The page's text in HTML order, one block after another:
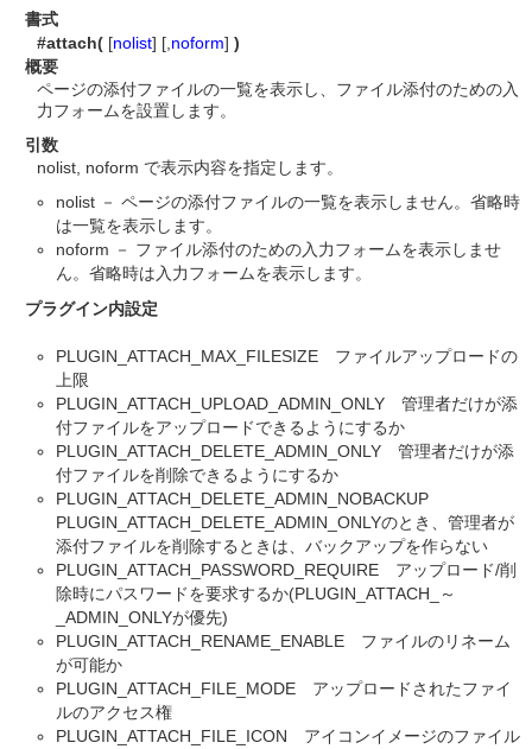
書式
#attach( [nolist] [, noform] )
概要
ページの添付ファイルの一覧を表示し、ファイル添付のための入
力フォームを設置します。
引数
nolist, noform で表示内容を指定します。
nolist － ページの添付ファイルの一覧を表示しません。省略時
は一覧を表示します。
noform － ファイル添付のための入力フォームを表示しませ
ん。省略時は入力フォームを表示します。
プラグイン内設定
PLUGIN_ATTACH_MAX_FILESIZE ファイルアップロードの
上限
PLUGIN_ATTACH_UPLOAD_ADMIN_ONLY 管理者だけが添
付ファイルをアップロードできるようにするか
PLUGIN_ATTACH_DELETE_ADMIN_ONLY 管理者だけが添
付ファイルを削除できるようにするか
PLUGIN_ATTACH_DELETE_ADMIN_NOBACKUP
PLUGIN_ATTACH_DELETE_ADMIN_ONLYのとき、管理者が
添付ファイルを削除するときは、バックアップを作らない
PLUGIN_ATTACH_PASSWORD_REQUIRE アップロード/削
除時にパスワードを要求するか(PLUGIN_ATTACH_～
_ADMIN_ONLYが優先)
PLUGIN_ATTACH_RENAME_ENABLE ファイルのリネーム
が可能か
PLUGIN_ATTACH_FILE_MODE アップロードされたファイ
ルのアクセス権
PLUGIN_ATTACH_FILE_ICON アイコンイメージのファイル